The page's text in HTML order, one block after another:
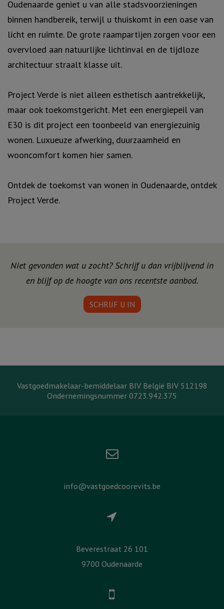
Oudenaarde geniet u van alle stadsvoorzieningen
binnen handbereik, terwijl u thuiskomt in een oase van
licht en ruimte. De grote raampartijen zorgen voor een
overvloed aan natuurlijke lichtinval en de tijdloze
architectuur straalt klasse uit.
Project Verde is niet alleen esthetisch aantrekkelijk,
maar ook toekomstgericht. Met een energiepeil van
E30 is dit project een toonbeeld van energiezuinig
wonen. Luxueuze afwerking, duurzaamheid en
wooncomfort komen hier samen.
Ontdek de toekomst van wonen in Oudenaarde, ontdek
Project Verde.
Niet gevonden wat u zocht? Schrijf u dan vrijblijvend in
en blijf op de hoogte van ons recentste aanbod.
SCHRIJF U IN
Vastgoedmakelaar-bemiddelaar BIV België BIV 512198
Ondernemingsnummer 0723.942.375
info@vastgoedcoorevits.be
Beverestraat 26 101
9700 Oudenaarde